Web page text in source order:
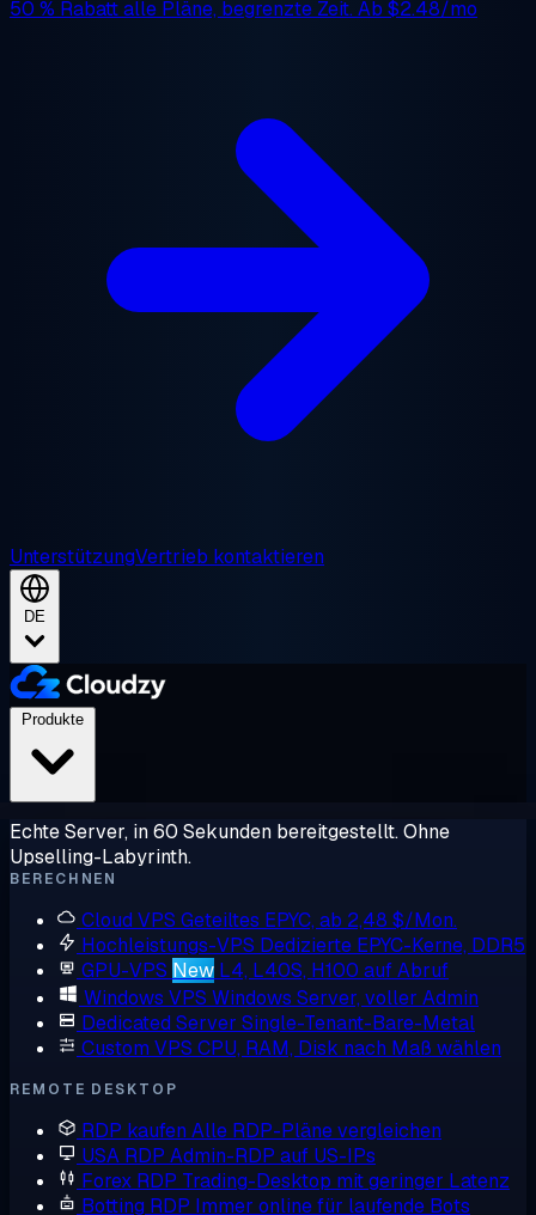
50 % Rabattalle Pläne, begrenzte Zeit. Ab $2.48/mo
UnterstützungVertrieb kontaktieren
DE
Echte Server, in 60 Sekunden bereitgestellt. Ohne
Upselling-Labyrinth.
BERECHNEN
Cloud VPS Geteiltes EPYC, ab 2,48 $/Mon.
Hochleistungs-VPS Dedizierte EPYC-Kerne, DDR5
GPU-VPS New L4, L40S, H100 auf Abruf
Windows VPS Windows Server, voller Admin
Dedicated Server Single-Tenant-Bare-Metal
Custom VPS CPU, RAM, Disk nach Maß wählen
REMOTE DESKTOP
RDP kaufen Alle RDP-Pläne vergleichen
USA RDP Admin-RDP auf US-IPs
Forex RDP Trading-Desktop mit geringer Latenz
Botting RDP Immer online für laufende Bots